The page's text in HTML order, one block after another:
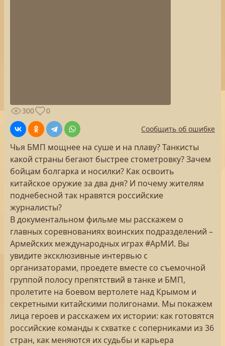
300
0
Сообщить об ошибке
Чья БМП мощнее на суше и на плаву? Танкисты
какой страны бегают быстрее стометровку? Зачем
бойцам болгарка и носилки? Как освоить
китайское оружие за два дня? И почему жителям
поднебесной так нравятся российские
журналисты?
В документальном фильме мы расскажем о
главных соревнованиях воинских подразделений –
Армейских международных играх #АрМИ. Вы
увидите эксклюзивные интервью с
организаторами, проедете вместе со съемочной
группой полосу препятствий в танке и БМП,
пролетите на боевом вертолете над Крымом и
секретными китайскими полигонами. Мы покажем
лица героев и расскажем их истории: как готовятся
российские команды к схватке с соперниками из 36
стран, как меняются их судьбы и карьера